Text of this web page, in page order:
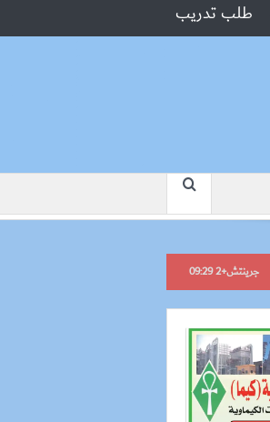
طلب تدريب
“جبروت امرأة”.. مارست الرذيلة
جرينتش+2 09:29